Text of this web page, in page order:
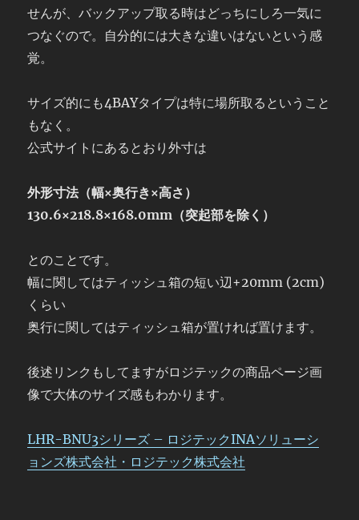
せんが、バックアップ取る時はどっちにしろ一気に
つなぐので。自分的には大きな違いはないという感
覚。
サイズ的にも4BAYタイプは特に場所取るということ
もなく。
公式サイトにあるとおり外寸は
外形寸法（幅×奥行き×高さ）
130.6×218.8×168.0mm（突起部を除く）
とのことです。
幅に関してはティッシュ箱の短い辺+20mm (2cm)
くらい
奥行に関してはティッシュ箱が置ければ置けます。
後述リンクもしてますがロジテックの商品ページ画
像で大体のサイズ感もわかります。
LHR-BNU3シリーズ – ロジテックINAソリューシ
ョンズ株式会社・ロジテック株式会社